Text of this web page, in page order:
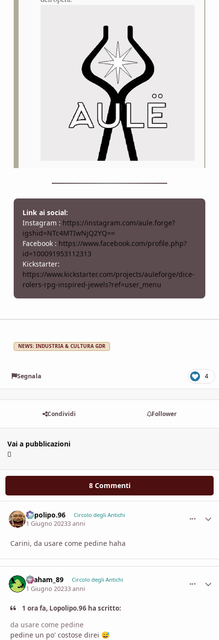
Link ai social:
Instagram : https://instagram.com/aule.forge?
igshid=NTc4MTIwNjQ2YQ==
Facebook : https://www.facebook.com/profile.php?
id=100091953112313
Kickstarter:
https://www.kickstarter.com/projects/auleforge/dice-
rolers-rpg-inspired-jewels?ref=user_menu
NEWS: INDUSTRIA & CULTURA GDR
Segnala 4
Condividi Follower
Vai a pubblicazioni
8 Commenti
Lopolipo.96 Circolo degli Antichi
1 Giugno 20233 anni
Carini, da usare come pedine haha
Graham_89 Circolo degli Antichi
1 Giugno 20233 anni
1 ora fa, Lopolipo.96 ha scritto:
da usare come pedine
pedine un po' costose direi 😅